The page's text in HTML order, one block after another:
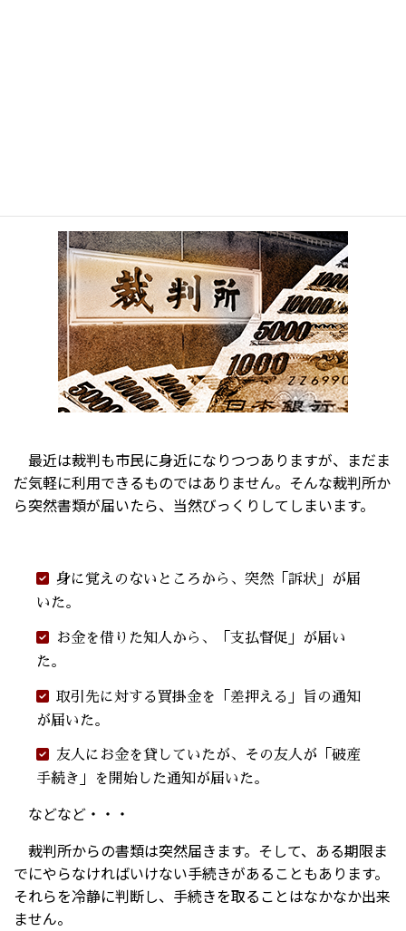
最近は裁判も市民に身近になりつつありますが、まだま
だ気軽に利用できるものではありません。そんな裁判所か
ら突然書類が届いたら、当然びっくりしてしまいます。
身に覚えのないところから、突然「訴状」が届
いた。
お金を借りた知人から、「支払督促」が届い
た。
取引先に対する買掛金を「差押える」旨の通知
が届いた。
友人にお金を貸していたが、その友人が「破産
手続き」を開始した通知が届いた。
などなど・・・
裁判所からの書類は突然届きます。そして、ある期限ま
でにやらなければいけない手続きがあることもあります。
それらを冷静に判断し、手続きを取ることはなかなか出来
ません。